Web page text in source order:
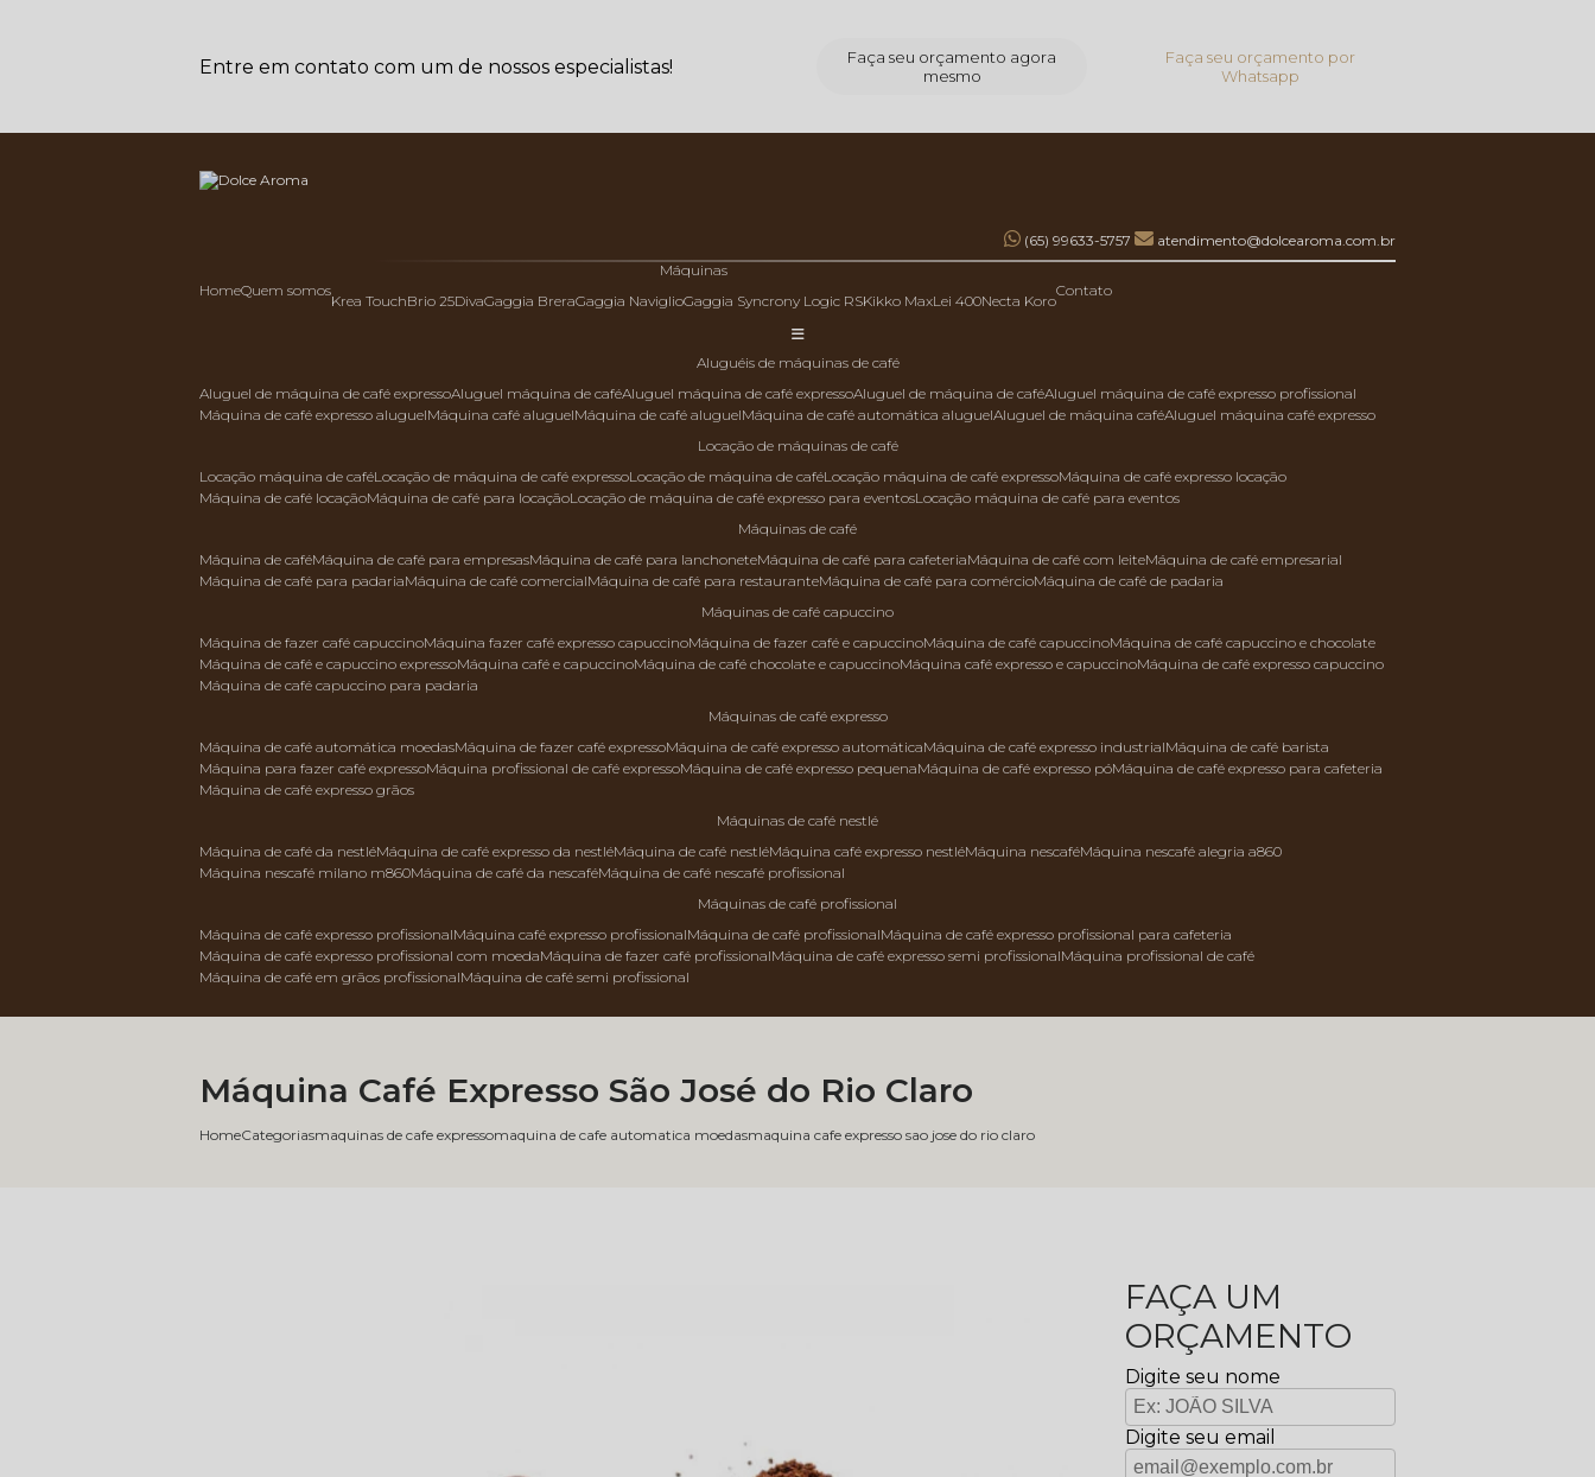
Entre em contato com um de nossos especialistas!
Faça seu orçamento agora
mesmo
Faça seu orçamento por
Whatsapp
(65) 99633-5757 atendimento@dolcearoma.com.br
Home Quem somos
Máquinas
Krea Touch
Brio 25 Diva Gaggia Brera Gaggia Naviglio Gaggia Syncrony Logic RS Kikko Max Lei 400 Necta Koro
Contato
aluguéis de máquinas de café
aluguel de máquina de café expresso aluguel máquina de café aluguel máquina de café expresso aluguel de máquina de café aluguel máquina de café expresso profissional
máquina de café expresso aluguel
máquina café aluguel máquina de café aluguel máquina de café automática aluguel aluguel de máquina café aluguel máquina café expresso
locação de máquinas de café
locação máquina de café locação de máquina de café expresso locação de máquina de café locação máquina de café expresso
máquina de café expresso locação
máquina de café locação
máquina de café para locação locação de máquina de café expresso para eventos locação máquina de café para eventos
máquinas de café
máquina de café
máquina de café para empresas máquina de café para lanchonete máquina de café para cafeteria máquina de café com leite
máquina de café empresarial
máquina de café para padaria
máquina de café comercial máquina de café para restaurante máquina de café para comércio
máquina de café de padaria
máquinas de café capuccino
máquina de fazer café capuccino
máquina fazer café expresso capuccino máquina de fazer café e capuccino máquina de café capuccino
máquina de café capuccino e chocolate
máquina de café e capuccino expresso
máquina café e capuccino máquina de café chocolate e capuccino máquina café expresso e capuccino
máquina de café expresso capuccino
máquina de café capuccino para padaria
máquinas de café expresso
máquina de café automática moedas
máquina de fazer café expresso máquina de café expresso automática máquina de café expresso industrial
máquina de café barista
máquina para fazer café expresso
máquina profissional de café expresso máquina de café expresso pequena máquina de café expresso pó
máquina de café expresso para cafeteria
máquina de café expresso grãos
máquinas de café nestlé
máquina de café da nestlé
máquina de café expresso da nestlé máquina de café nestlé máquina café expresso nestlé máquina nescafé
máquina nescafé alegria a860
máquina nescafé milano m860
máquina de café da nescafé
máquina de café nescafé profissional
máquinas de café profissional
máquina de café expresso profissional
máquina café expresso profissional máquina de café profissional
máquina de café expresso profissional para cafeteria
máquina de café expresso profissional com moeda
máquina de fazer café profissional máquina de café expresso semi profissional
máquina profissional de café
máquina de café em grãos profissional
máquina de café semi profissional
HomeCategoriasmaquinas de cafe expressomaquina de cafe automatica moedasmaquina cafe expresso sao jose do rio claro
Máquina Café Expresso São José do Rio Claro
FAÇA UM
ORÇAMENTO
Digite seu nome
Digite seu email